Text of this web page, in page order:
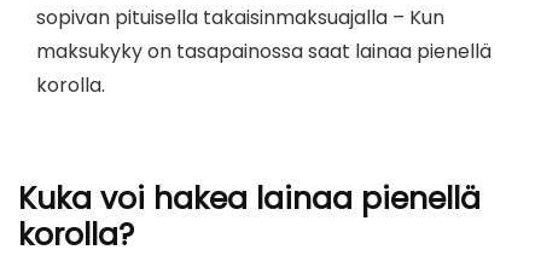
sopivan pituisella takaisinmaksuajalla – Kun
maksukyky on tasapainossa saat lainaa pienellä
korolla.
Kuka voi hakea lainaa pienellä
korolla?